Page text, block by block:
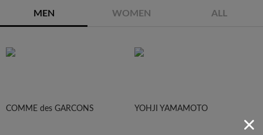
MEN WOMEN ALL
COMME des GARCONS YOHJI YAMAMOTO